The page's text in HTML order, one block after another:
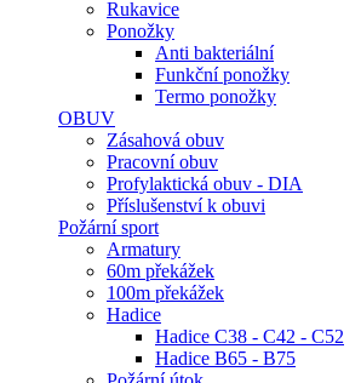
Rukavice
Ponožky
Anti bakteriální
Funkční ponožky
Termo ponožky
OBUV
Zásahová obuv
Pracovní obuv
Profylaktická obuv - DIA
Příslušenství k obuvi
Požární sport
Armatury
60m překážek
100m překážek
Hadice
Hadice C38 - C42 - C52
Hadice B65 - B75